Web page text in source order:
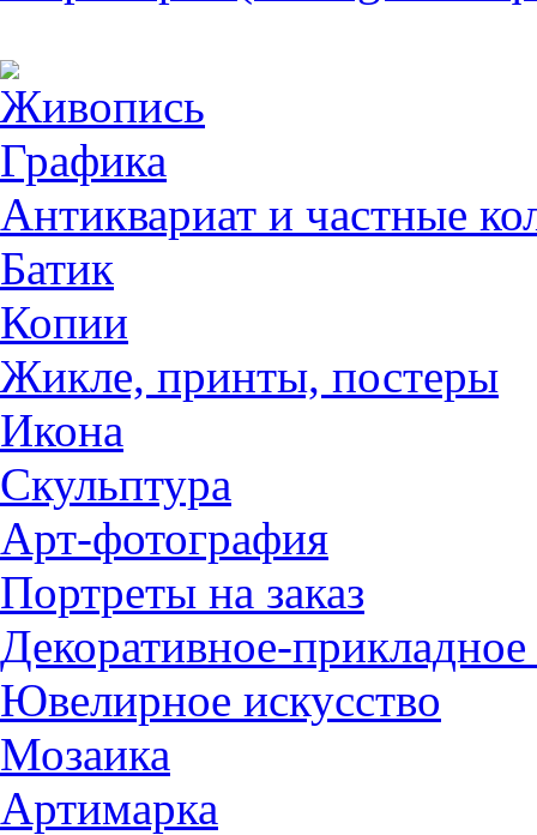
Живопись
Графика
Антиквариат и частные
Батик
Копии
Жикле, принты, постеры
Икона
Скульптура
Арт-фотография
Портреты на заказ
Декоративное-прикладное
Ювелирное искусство
Мозаика
Артимарка